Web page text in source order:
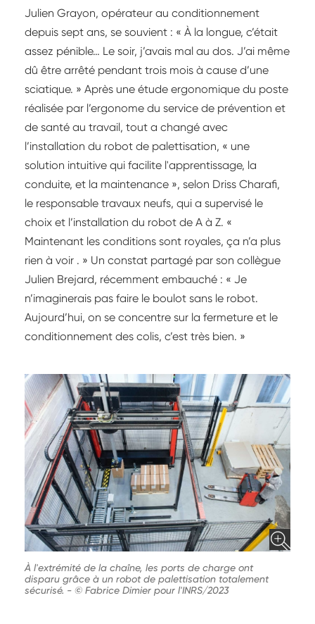
Julien Grayon, opérateur au conditionnement
depuis sept ans, se souvient : « À la longue, c’était
assez pénible… Le soir, j’avais mal au dos. J’ai même
dû être arrêté pendant trois mois à cause d’une
sciatique. » Après une étude ergonomique du poste
réalisée par l’ergonome du service de prévention et
de santé au travail, tout a changé avec
l’installation du robot de palettisation, « une
solution intuitive qui facilite l'apprentissage, la
conduite, et la maintenance », selon Driss Charafi,
le responsable travaux neufs, qui a supervisé le
choix et l’installation du robot de A à Z. «
Maintenant les conditions sont royales, ça n’a plus
rien à voir . » Un constat partagé par son collègue
Julien Brejard, récemment embauché : « Je
n’imaginerais pas faire le boulot sans le robot.
Aujourd’hui, on se concentre sur la fermeture et le
conditionnement des colis, c’est très bien. »
À l'extrémité de la chaîne, les ports de charge ont
disparu grâce à un robot de palettisation totalement
sécurisé. - © Fabrice Dimier pour l'INRS/2023